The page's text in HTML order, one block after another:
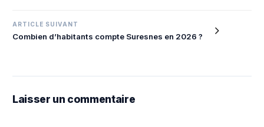
ARTICLE SUIVANT
Combien d’habitants compte Suresnes en 2026 ?
Laisser un commentaire